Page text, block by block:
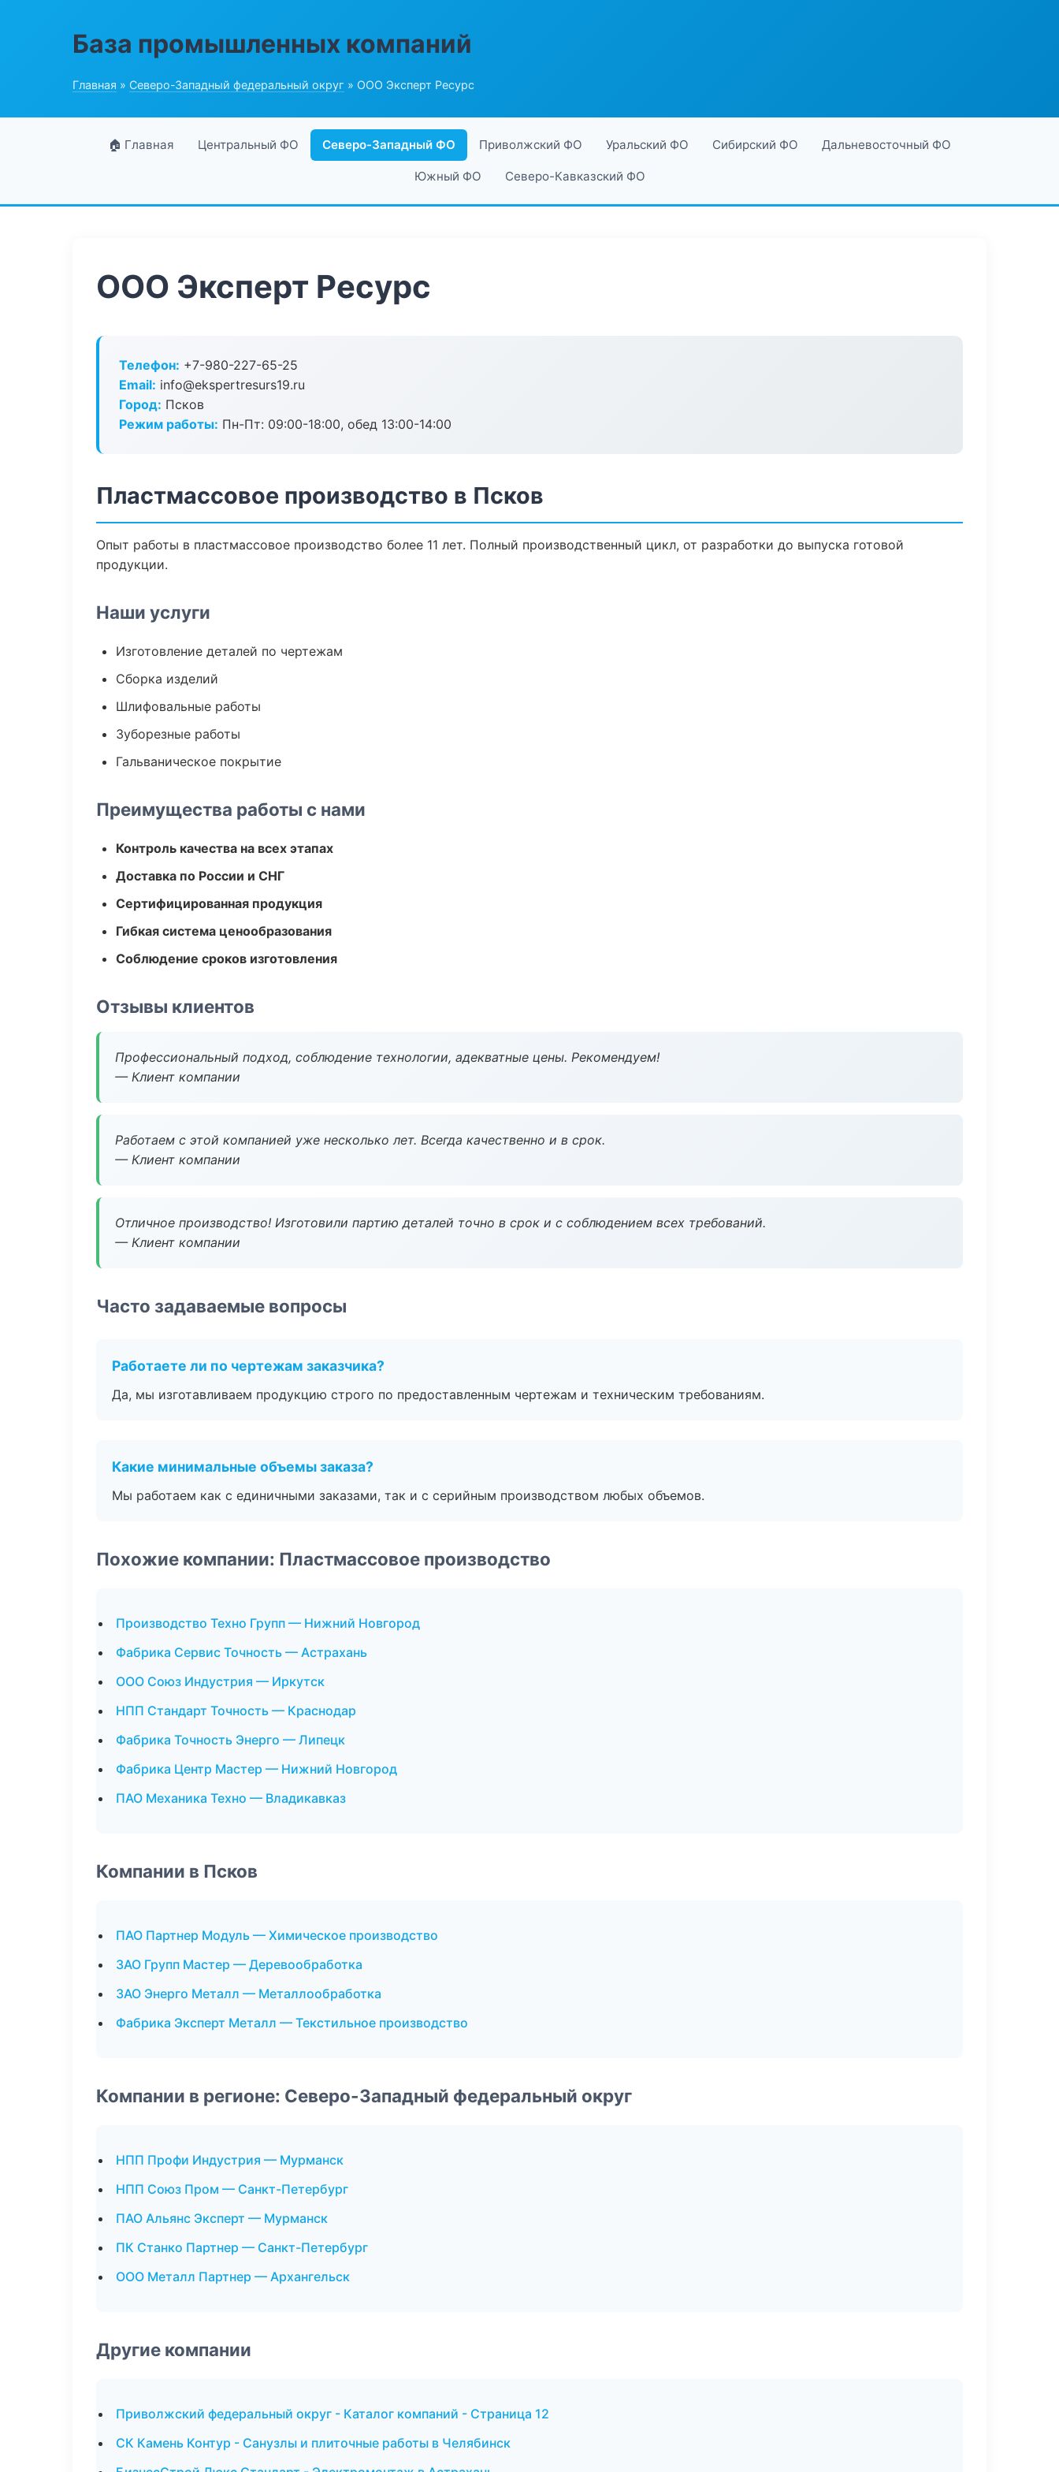
База промышленных компаний
Главная » Северо-Западный федеральный округ » ООО Эксперт Ресурс
🏠 Главная Центральный ФО Северо-Западный ФО Приволжский ФО Уральский ФО Сибирский ФО Дальневосточный ФО
Южный ФО Северо-Кавказский ФО
ООО Эксперт Ресурс
Телефон: +7-980-227-65-25
Email: info@ekspertresurs19.ru
Город: Псков
Режим работы: Пн-Пт: 09:00-18:00, обед 13:00-14:00
Пластмассовое производство в Псков
Опыт работы в пластмассовое производство более 11 лет. Полный производственный цикл, от разработки до выпуска готовой
продукции.
Наши услуги
Изготовление деталей по чертежам
Сборка изделий
Шлифовальные работы
Зуборезные работы
Гальваническое покрытие
Преимущества работы с нами
Контроль качества на всех этапах
Доставка по России и СНГ
Сертифицированная продукция
Гибкая система ценообразования
Соблюдение сроков изготовления
Отзывы клиентов
Профессиональный подход, соблюдение технологии, адекватные цены. Рекомендуем!
— Клиент компании
Работаем с этой компанией уже несколько лет. Всегда качественно и в срок.
— Клиент компании
Отличное производство! Изготовили партию деталей точно в срок и с соблюдением всех требований.
— Клиент компании
Часто задаваемые вопросы
Работаете ли по чертежам заказчика?
Да, мы изготавливаем продукцию строго по предоставленным чертежам и техническим требованиям.
Какие минимальные объемы заказа?
Мы работаем как с единичными заказами, так и с серийным производством любых объемов.
Похожие компании: Пластмассовое производство
Производство Техно Групп — Нижний Новгород
Фабрика Сервис Точность — Астрахань
ООО Союз Индустрия — Иркутск
НПП Стандарт Точность — Краснодар
Фабрика Точность Энерго — Липецк
Фабрика Центр Мастер — Нижний Новгород
ПАО Механика Техно — Владикавказ
Компании в Псков
ПАО Партнер Модуль — Химическое производство
ЗАО Групп Мастер — Деревообработка
ЗАО Энерго Металл — Металлообработка
Фабрика Эксперт Металл — Текстильное производство
Компании в регионе: Северо-Западный федеральный округ
НПП Профи Индустрия — Мурманск
НПП Союз Пром — Санкт-Петербург
ПАО Альянс Эксперт — Мурманск
ПК Станко Партнер — Санкт-Петербург
ООО Металл Партнер — Архангельск
Другие компании
Приволжский федеральный округ - Каталог компаний - Страница 12
СК Камень Контур - Санузлы и плиточные работы в Челябинск